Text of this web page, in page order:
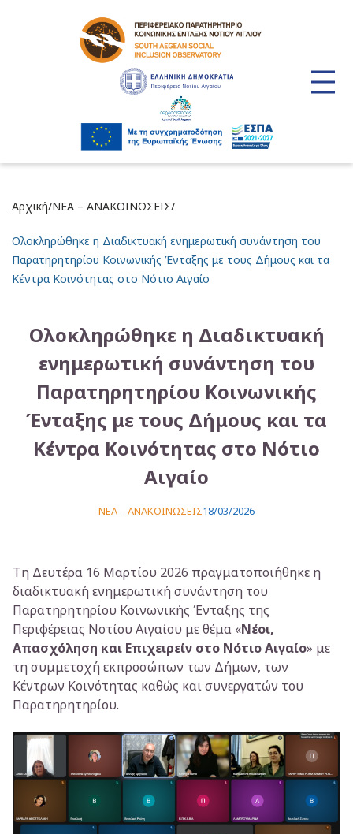
Αρχική/ΝΕΑ – ΑΝΑΚΟΙΝΩΣΕΙΣ/
Ολοκληρώθηκε η Διαδικτυακή ενημερωτική συνάντηση του
Παρατηρητηρίου Κοινωνικής Ένταξης με τους Δήμους και τα
Κέντρα Κοινότητας στο Νότιο Αιγαίο
Ολοκληρώθηκε η Διαδικτυακή
ενημερωτική συνάντηση του
Παρατηρητηρίου Κοινωνικής
Ένταξης με τους Δήμους και τα
Κέντρα Κοινότητας στο Νότιο
Αιγαίο
ΝΕΑ – ΑΝΑΚΟΙΝΩΣΕΙΣ18/03/2026
Τη Δευτέρα 16 Μαρτίου 2026 πραγματοποιήθηκε η
διαδικτυακή ενημερωτική συνάντηση του
Παρατηρητηρίου Κοινωνικής Ένταξης της
Περιφέρειας Νοτίου Αιγαίου με θέμα «Νέοι,
Απασχόληση και Επιχειρείν στο Νότιο Αιγαίο» με
τη συμμετοχή εκπροσώπων των Δήμων, των
Κέντρων Κοινότητας καθώς και συνεργατών του
Παρατηρητηρίου.